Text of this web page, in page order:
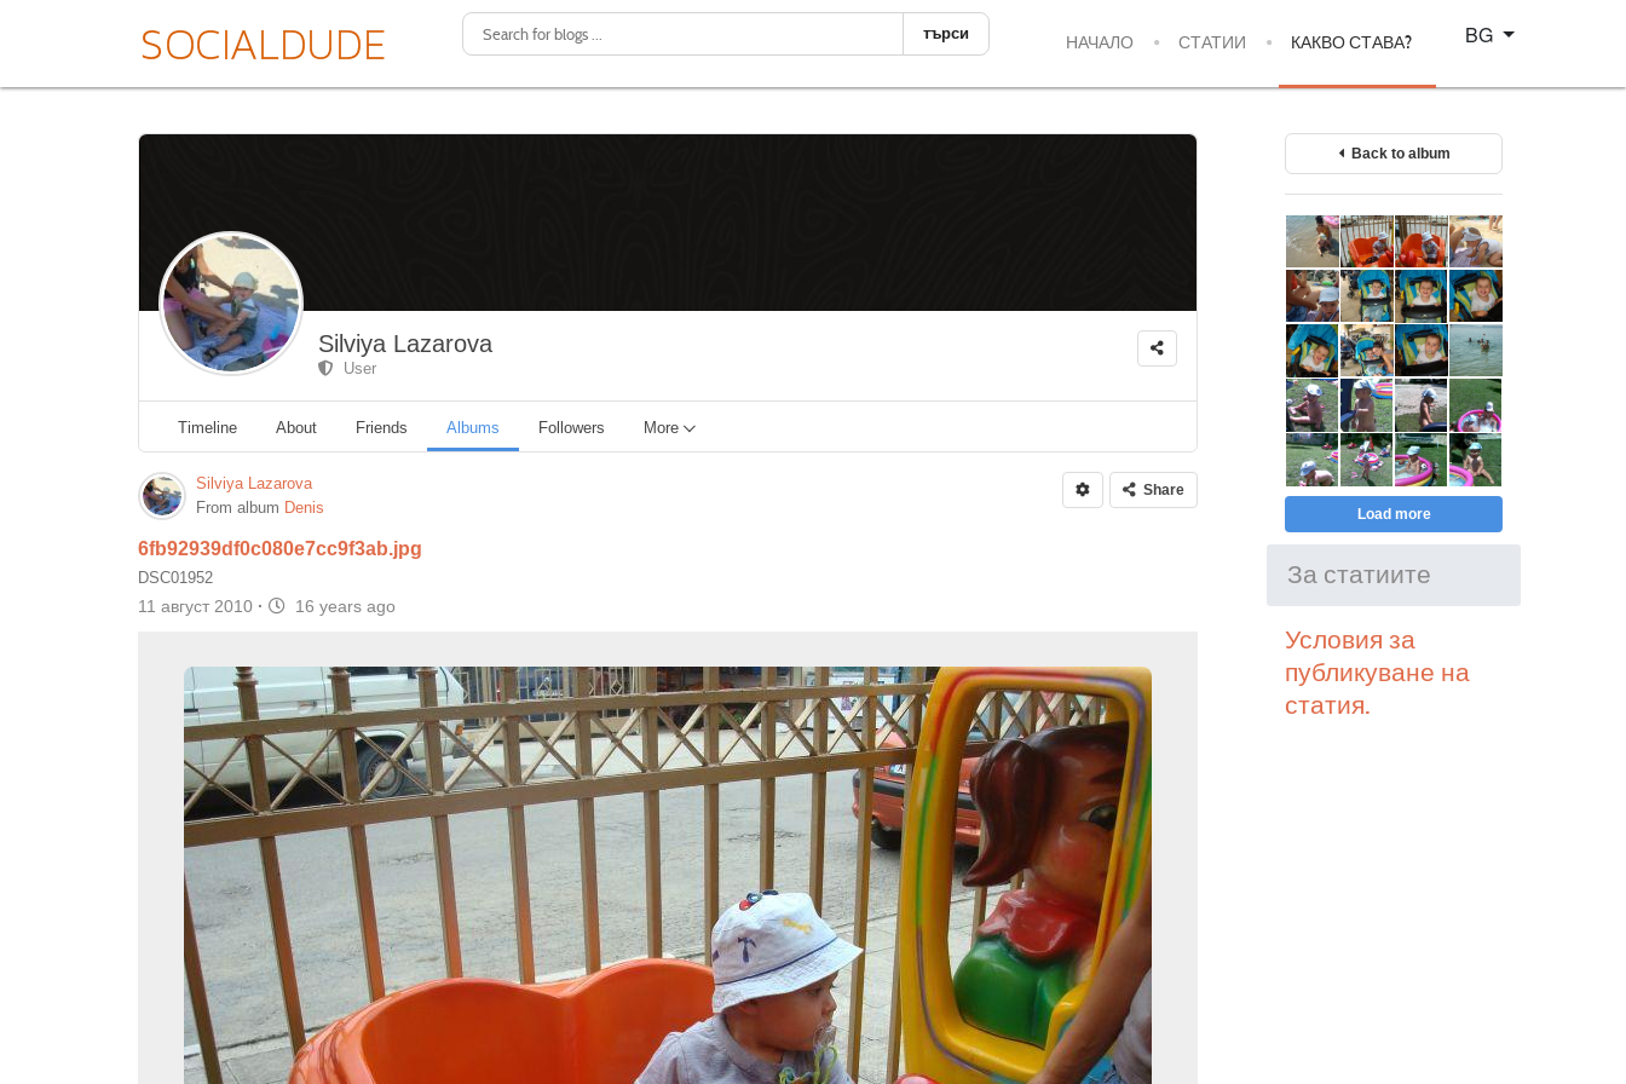
търси НАЧАЛО СТАТИИ КАКВО СТАВА?
Изберете език
BG
Silviya Lazarova
User
Timeline About Friends Albums Followers More
Silviya Lazarova
From album Denis
Share
6fb92939df0c080e7cc9f3ab.jpg
DSC01952
11 август 2010 · 16 years ago
Back to album
Load more
За статиите
Условия за
публикуване на
статия.